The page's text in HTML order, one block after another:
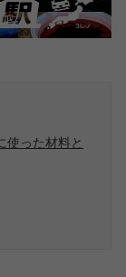
使った材料と